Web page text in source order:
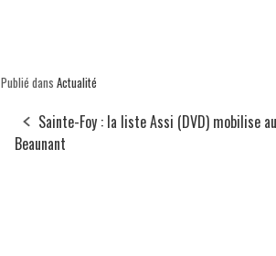
Publié dans Actualité
Sainte-Foy : la liste Assi (DVD) mobilise
Beaunant